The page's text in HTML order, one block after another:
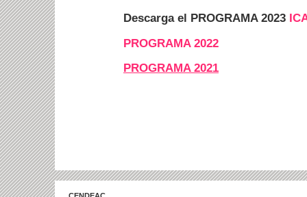
Descarga el PROGRAMA 2023
PROGRAMA 2022
PROGRAMA 2021